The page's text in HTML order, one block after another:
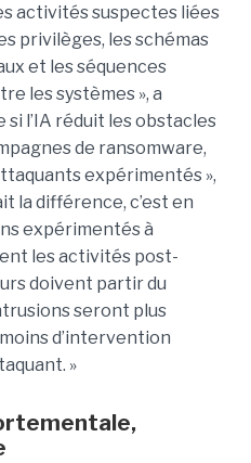
activités suspectes liées
privilèges, les schémas
et les séquences
les systèmes », a
si l’IA réduit les obstacles
de ransomware,
expérimentés »,
la différence, c’est en
expérimentés à
les activités post-
doivent partir du
seront plus
d’intervention
»